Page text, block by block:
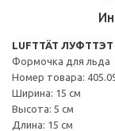
LUFTTÄT ЛУФТТЭТ
Формочка для льда
Номер товара:
Ширина: 15 см
Высота: 5 см
Длина: 15 см